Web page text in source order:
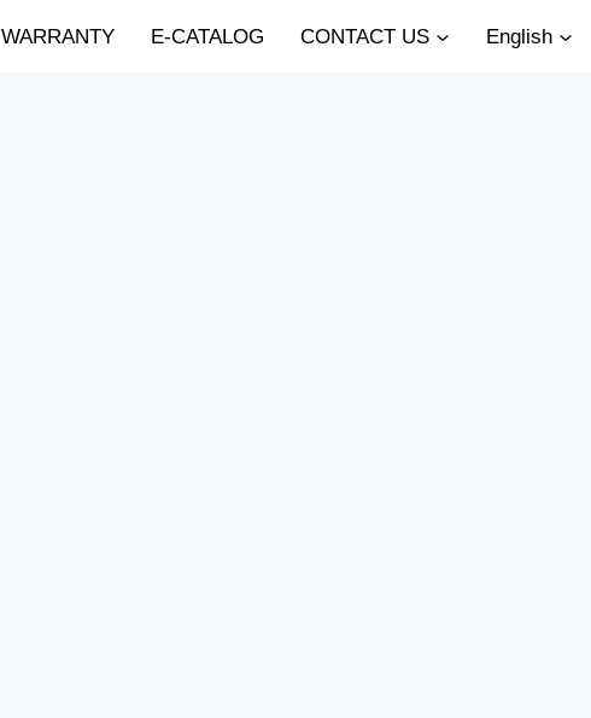
WARRANTY E-CATALOG CONTACT US English